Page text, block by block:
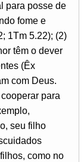
para posse de
fome e
1Tm 5.22); (2)
têm o dever
(Êx
com Deus.
para
seu filho
como no